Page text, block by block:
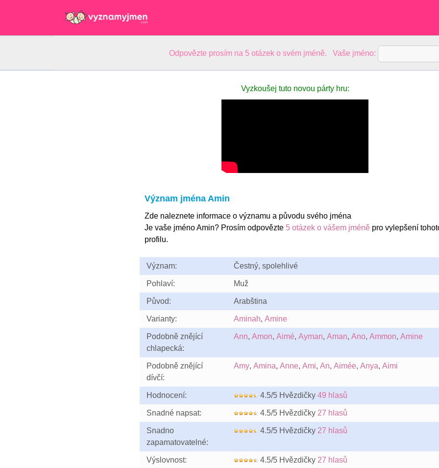
Odpovězte prosím na 5 otázek o svém jméně. Vaše jméno:
Vyzkoušej tuto novou párty hru:
Význam jména Amin
Zde naleznete informace o významu a původu svého jména
Je vaše jméno Amin? Prosím odpovězte 5 otázek o vášem jméněpro vylepšení
profilu.
Význam: Čestný, spolehlivé
Pohlaví: Muž
Původ: Arabština
Varianty: Aminah, Amine
Podobně znějící
chlapecká:
Ann, Amon, Aimé, Ayman, Aman, Ano, Ammon, Amine
Podobně znějící
dívčí:
Amy, Amina, Anne, Ami, An, Aimée, Anya, Aimi
Hodnocení: 4.5/5 Hvězdičky 49 hlasů
Snadné napsat: 4.5/5 Hvězdičky 27 hlasů
Snadno
zapamatovatelné:
4.5/5 Hvězdičky 27 hlasů
Výslovnost: 4.5/5 Hvězdičky 27 hlasů